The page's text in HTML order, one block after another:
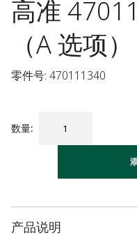
高准
（A 选项）
零件号: 470111340
数量:
产品说明